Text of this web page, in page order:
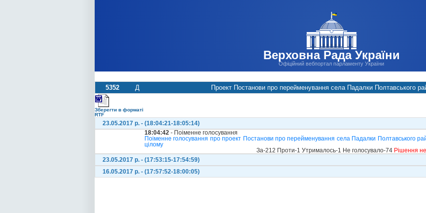
Верховна Рада України
Офіційний вебпортал парламенту України
5352 Д Проект Постанови про перейменування села Падалки Полтавського
Зберегти в форматі
RTF
23.05.2017 р. - (18:04:21-18:05:14)
18:04:42 - Поіменне голосування
Поіменне голосування про проект Постанови про перейменування села Падалки Полтавського
цілому
За-212 Проти-1 Утрималось-1 Не голосувало-74 Рішення
23.05.2017 р. - (17:53:15-17:54:59)
16.05.2017 р. - (17:57:52-18:00:05)